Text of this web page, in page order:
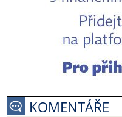
KOMENTÁŘE